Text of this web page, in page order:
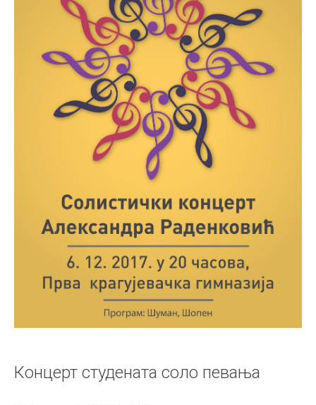
Концерт студената соло певања